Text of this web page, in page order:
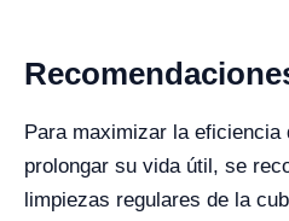
Para maximizar la eficiencia
prolongar su vida útil, se
limpiezas regulares de la